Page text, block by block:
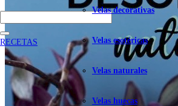
Velas decorativas
Velas esotéricas
Velas naturales
Velas huecas
RECETAS